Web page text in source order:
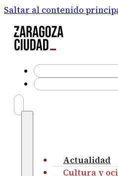
Saltar al contenido
Actualidad
Cultura y